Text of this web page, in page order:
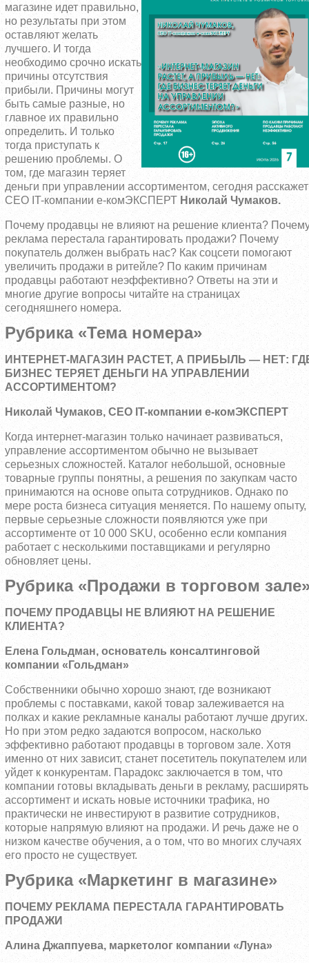
магазине идет правильно,
но результаты при этом
оставляют желать
лучшего. И тогда
необходимо срочно искать
причины отсутствия
прибыли. Причины могут
быть самые разные, но
главное их правильно
определить. И только
тогда приступать к
решению проблемы. О
том, где магазин теряет
деньги при управлении ассортиментом, сегодня
CEO IT-компании е-комЭКСПЕРТНиколай Чумаков.
Почему продавцы не влияют на решение клиента?
реклама перестала гарантировать продажи? Почему
покупатель должен выбрать нас? Как соцсети помогают
увеличить продажи в ритейле? По каким причинам
продавцы работают неэффективно? Ответы на эти и
многие другие вопросы читайте на страницах
сегодняшнего номера.
Рубрика «Тема номера»
ИНТЕРНЕТ-МАГАЗИН РАСТЕТ, А ПРИБЫЛЬ — НЕТ:
БИЗНЕС ТЕРЯЕТ ДЕНЬГИ НА УПРАВЛЕНИИ
АССОРТИМЕНТОМ?
Николай Чумаков, CEO IT-компании е-комЭКСПЕРТ
Когда интернет-магазин только начинает развиваться,
управление ассортиментом обычно не вызывает
серьезных сложностей. Каталог небольшой, основные
товарные группы понятны, а решения по закупкам часто
принимаются на основе опыта сотрудников. Однако по
мере роста бизнеса ситуация меняется. По нашему опыту,
первые серьезные сложности появляются уже при
ассортименте от 10 000 SKU, особенно если компания
работает с несколькими поставщиками и регулярно
обновляет цены.
Рубрика «Продажи в торговом
ПОЧЕМУ ПРОДАВЦЫ НЕ ВЛИЯЮТ НА РЕШЕНИЕ
КЛИЕНТА?
Елена Гольдман, основатель консалтинговой
компании «Гольдман»
Собственники обычно хорошо знают, где возникают
проблемы с поставками, какой товар залеживается на
полках и какие рекламные каналы работают лучше других.
Но при этом редко задаются вопросом, насколько
эффективно работают продавцы в торговом зале. Хотя
именно от них зависит, станет посетитель покупателем или
уйдет к конкурентам. Парадокс заключается в том, что
компании готовы вкладывать деньги в рекламу, расширять
ассортимент и искать новые источники трафика, но
практически не инвестируют в развитие сотрудников,
которые напрямую влияют на продажи. И речь даже не о
низком качестве обучения, а о том, что во многих случаях
его просто не существует.
Рубрика «Маркетинг в магазине»
ПОЧЕМУ РЕКЛАМА ПЕРЕСТАЛА ГАРАНТИРОВАТЬ
ПРОДАЖИ
Алина Джаппуева, маркетолог компании «Луна»